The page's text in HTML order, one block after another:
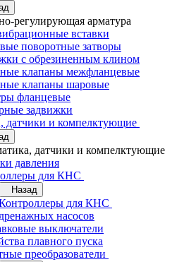
регулирующая арматура
вставки
поворотные затворы
с обрезиненным клином
клапаны межфланцевые
клапаны шаровые
фланцевые
задвижки
датчики и компелктующие
датчики и компелктующие
давления
для КНС
Назад
для КНС
дренажных насосов
выключатели
плавного пуска
преобразователи